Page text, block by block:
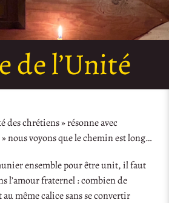
de l’Unité
des chrétiens » résonne avec
nous voyons que le chemin est long…
ensemble pour être unit, il faut
l’amour fraternel : combien de
même calice sans se convertir